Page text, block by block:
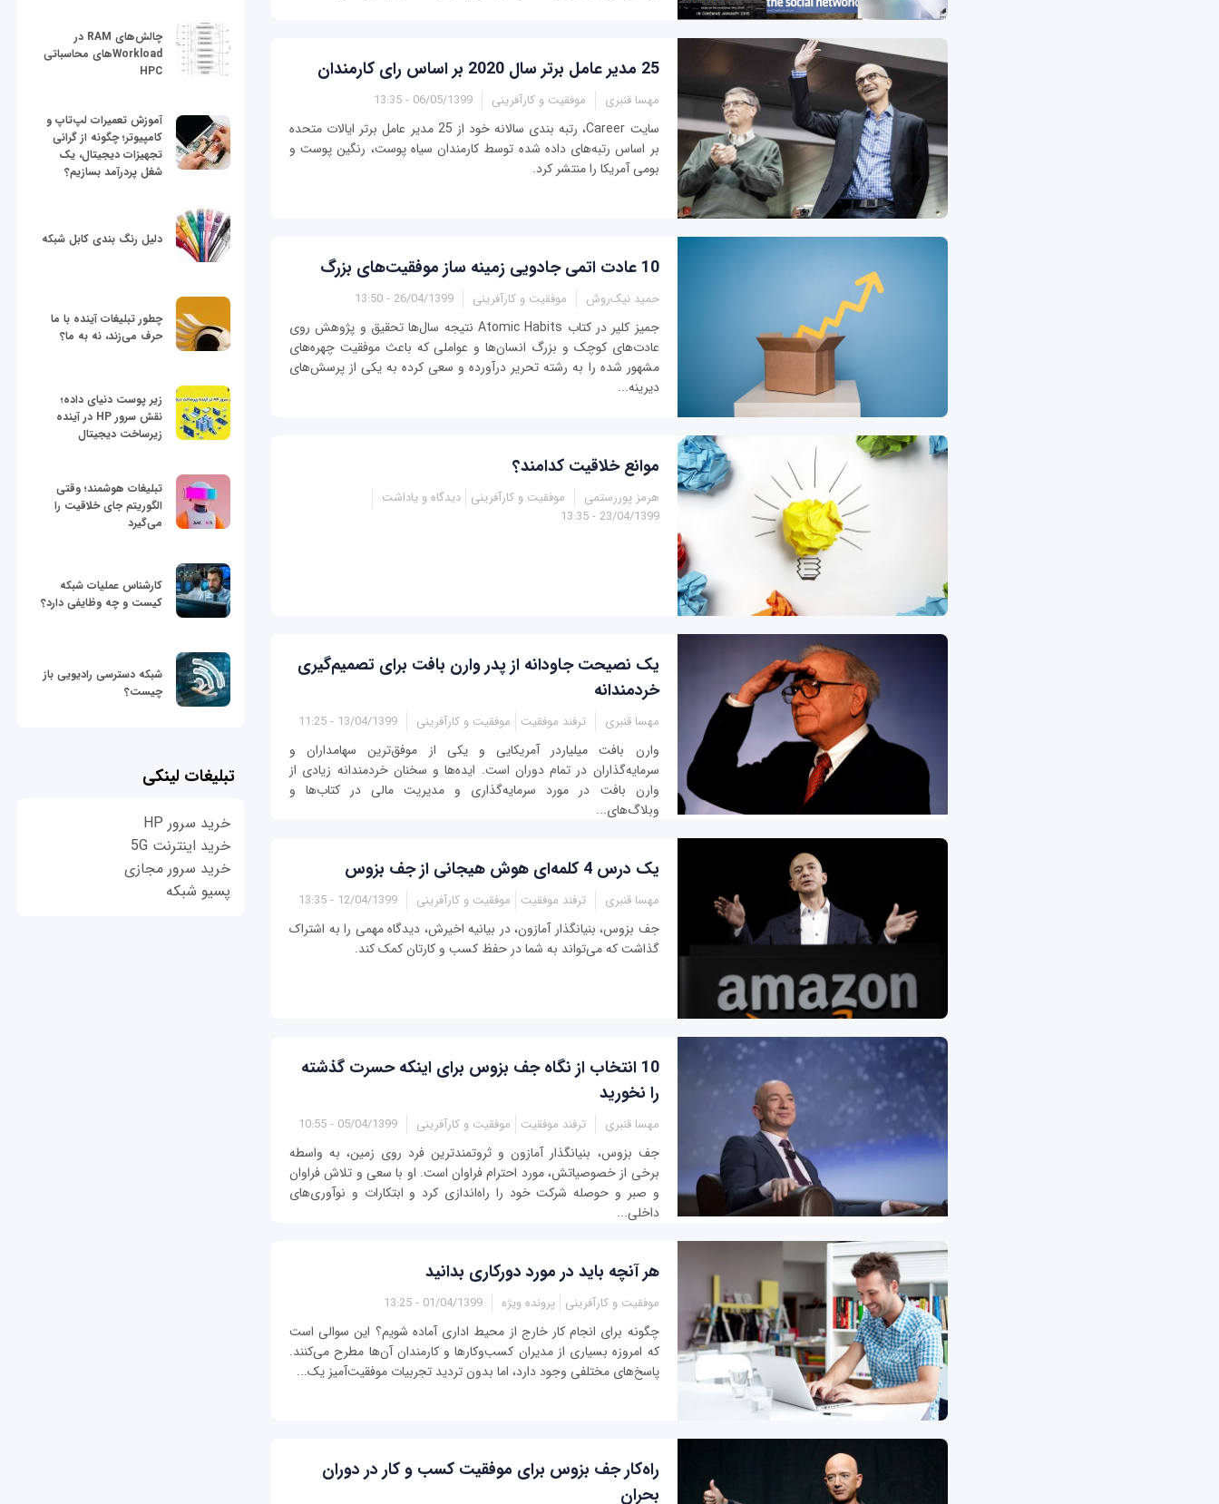
25 مدیر عامل برتر سال 2020 بر اساس رای کارمندان
مهسا قنبری موفقیت و کارآفرینی 06/05/1399 - 13:35
سایت Career، رتبه بندی سالانه خود از 25 مدیر عامل برتر ایالات متحده
بر اساس رتبه‌های داده شده توسط کارمندان سیاه پوست، رنگین پوست و
بومی آمریکا را منتشر کرد.
10 عادت اتمى جادویى زمینه ساز موفقیت‌هاى بزرگ
حمید نیک‌روش موفقیت و کارآفرینی 26/04/1399 - 13:50
جمیز کلیر در کتاب Atomic Habits نتیجه سال‌ها تحقیق و پژوهش روی
عادت‌های کوچک و بزرگ انسان‌ها و عواملی که باعث موفقیت چهره‌‌های
مشهور شده را به رشته تحریر درآورده و سعی کرده به یکی از پرسش‌های
دیرینه...
موانع خلاقیت کدامند؟
هرمز پوررستمی موفقیت و کارآفرینی دیدگاه و یاداشت
23/04/1399 - 13:35
یک نصیحت جاودانه از پدر وارن بافت برای تصمیم‌گیری
خردمندانه
مهسا قنبری ترفند موفقیت موفقیت و کارآفرینی 13/04/1399 - 11:25
وارن بافت میلیاردر آمریکایی و یکی از موفق‌ترین سهامداران و
سرمایه‌گذاران در تمام دوران است. ایده‌ها و سخنان خردمندانه‌ زیادی از
وارن بافت در مورد سرمایه‌گذاری و مدیریت مالی در کتاب‌ها و
وبلاگ‌های...
یک درس 4 کلمه‌ای هوش هیجانی از جف بزوس
مهسا قنبری ترفند موفقیت موفقیت و کارآفرینی 12/04/1399 - 13:35
جف بزوس، بنیانگذار آمازون، در بیانیه اخیرش، دیدگاه مهمی را به اشتراک
گذاشت که می‌تواند به شما در حفظ کسب و کارتان کمک کند.
10 انتخاب از نگاه جف بزوس برای اینکه حسرت گذشته
را نخورید
مهسا قنبری ترفند موفقیت موفقیت و کارآفرینی 05/04/1399 - 10:55
جف بزوس، بنیانگذار آمازون و ثروتمندترین فرد روی زمین، به واسطه
برخی از خصوصیاتش، مورد احترام فراوان است. او با سعی و تلاش فراوان
و صبر و حوصله شرکت خود را راه‌اندازی کرد و ابتکارات و نوآوری‌های
داخلی...
هر آنچه باید در مورد دورکاری بدانید
موفقیت و کارآفرینی پرونده ویژه 01/04/1399 - 13:25
چگونه برای انجام کار خارج از محیط اداری آماده شویم؟ این سوالی است
که امروزه بسیاری از مدیران کسب‌وکارها و کارمندان آن‌ها مطرح می‌کنند.
پاسخ‌های مختلفی وجود دارد، اما بدون تردید تجربیات موفقیت‌آمیز یک...
راه‌کار جف بزوس برای موفقیت کسب و کار در دوران
بحران
چالش‌های RAM در
Workloadهای محاسباتی
HPC
آموزش تعمیرات لپ‌تاپ و
کامپیوتر؛ چگونه از گرانی
تجهیزات دیجیتال، یک
شغل پردرآمد بسازیم؟
دلیل رنگ بندی کابل شبکه
چطور تبلیغات آینده با ما
حرف می‌زند، نه به ما؟
زیر پوست دنیای داده؛
نقش سرور HP در آینده
زیرساخت دیجیتال
تبلیغات هوشمند؛ وقتی
الگوریتم جای خلاقیت را
می‌گیرد
کارشناس عملیات شبکه
کیست و چه وظایفی دارد؟
شبکه دسترسی رادیویی باز
چیست؟
تبلیغات لینکی
خرید سرور HP
خرید اینترنت 5G
خرید سرور مجازی
پسیو شبکه